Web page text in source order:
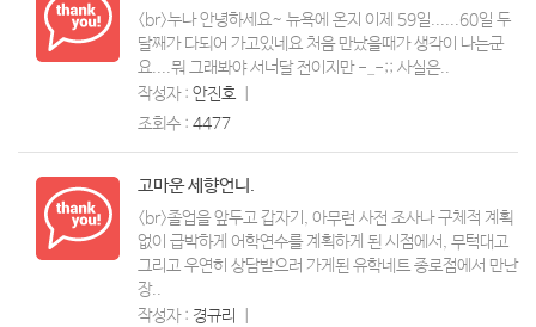
<br>누나 안녕하세요~ 뉴욕에 온지 이제 59일......60일 두
달째가 다되어 가고있네요 처음 만났을때가 생각이 나는군
요....뭐 그래봐야 서너달 전이지만 -_-;; 사실은..
작성자 : 안진호
조회수 : 4477
고마운 세향언니.
<br>졸업을 앞두고 갑자기, 아무런 사전 조사나 구체적 계획
없이 급박하게 어학연수를 계획하게 된 시점에서, 무턱대고
그리고 우연히 상담받으러 가게된 유학네트 종로점에서 만난
장..
작성자 : 경규리